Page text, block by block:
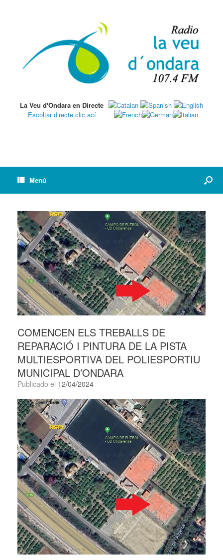
La Veu d'Ondara en Directe
Escoltar directe clic ací
Menú
COMENCEN ELS TREBALLS DE
REPARACIÓ I PINTURA DE LA PISTA
MULTIESPORTIVA DEL POLIESPORTIU
MUNICIPAL D’ONDARA
Publicado el 12/04/2024